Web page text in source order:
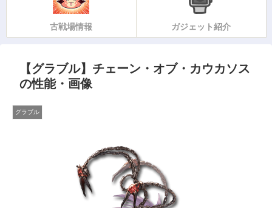
古戦場情報 ガジェット紹介
【グラブル】チェーン・オブ・カウカソス
の性能・画像
グラブル